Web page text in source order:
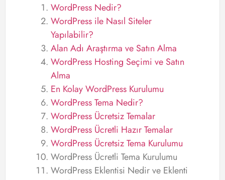
WordPress Nedir?
WordPress ile Nasıl Siteler
Yapılabilir?
Alan Adı Araştırma ve Satın Alma
WordPress Hosting Seçimi ve Satın
Alma
En Kolay WordPress Kurulumu
WordPress Tema Nedir?
WordPress Ücretsiz Temalar
WordPress Ücretli Hazır Temalar
WordPress Ücretsiz Tema Kurulumu
WordPress Ücretli Tema Kurulumu
WordPress Eklentisi Nedir ve Eklenti